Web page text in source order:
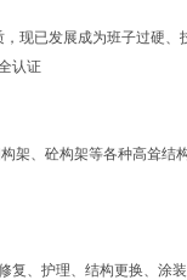
现已发展成为班子过硬
认证
架、砼构架等各种高耸结
、护理、结构更换、涂装